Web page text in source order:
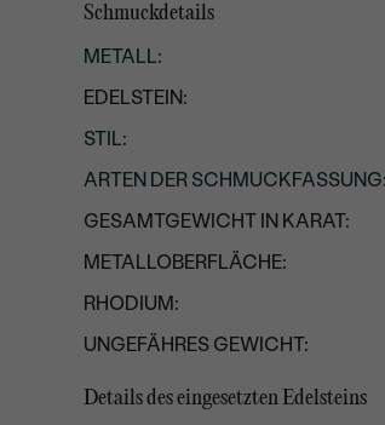
Schmuckdetails
METALL:
EDELSTEIN:
STIL:
ARTEN DER SCHMUCKFASSUNG:
GESAMTGEWICHT IN KARAT:
METALLOBERFLÄCHE:
RHODIUM:
UNGEFÄHRES GEWICHT:
Details des eingesetzten Edelsteins